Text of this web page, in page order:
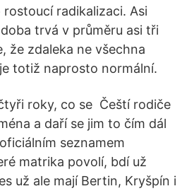
radikalizaci. Asi
trvá v průměru asi tři
že zdaleka ne všechna
totiž naprosto normální.
roky, co se Čeští rodiče
a daří se jim to čím dál
seznamem
matrika povolí, bdí už
už ale mají Bertin, Kryšpín i